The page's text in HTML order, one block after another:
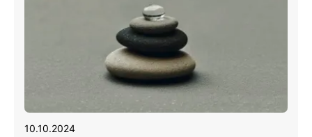
10.10.2024